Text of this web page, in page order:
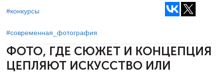
#конкурсы
#современная_фотография
ФОТО, ГДЕ СЮЖЕТ И КОНЦЕПЦИЯ
ЦЕПЛЯЮТ ИСКУССТВО ИЛИ